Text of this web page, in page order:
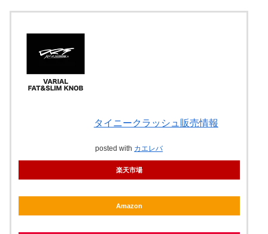
タイニークラッシュ販売情報
posted with カエレバ
楽天市場
Amazon